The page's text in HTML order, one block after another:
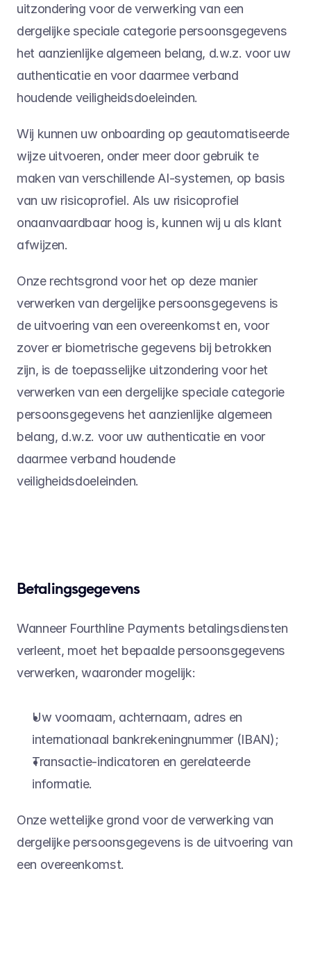
uitzondering voor de verwerking van een
dergelijke speciale categorie persoonsgegevens
het aanzienlijke algemeen belang, d.w.z. voor uw
authenticatie en voor daarmee verband
houdende veiligheidsdoeleinden.
Wij kunnen uw onboarding op geautomatiseerde
wijze uitvoeren, onder meer door gebruik te
maken van verschillende AI-systemen, op basis
van uw risicoprofiel. Als uw risicoprofiel
onaanvaardbaar hoog is, kunnen wij u als klant
afwijzen.
Onze rechtsgrond voor het op deze manier
verwerken van dergelijke persoonsgegevens is
de uitvoering van een overeenkomst en, voor
zover er biometrische gegevens bij betrokken
zijn, is de toepasselijke uitzondering voor het
verwerken van een dergelijke speciale categorie
persoonsgegevens het aanzienlijke algemeen
belang, d.w.z. voor uw authenticatie en voor
daarmee verband houdende
veiligheidsdoeleinden.
Betalingsgegevens
Wanneer Fourthline Payments betalingsdiensten
verleent, moet het bepaalde persoonsgegevens
verwerken, waaronder mogelijk:
Uw voornaam, achternaam, adres en
internationaal bankrekeningnummer (IBAN);
Transactie-indicatoren en gerelateerde
informatie.
Onze wettelijke grond voor de verwerking van
dergelijke persoonsgegevens is de uitvoering van
een overeenkomst.